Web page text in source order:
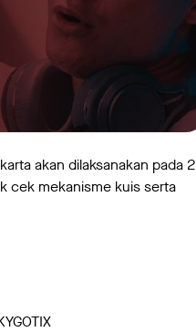
akan dilaksanakan pada 2
cek mekanisme kuis serta